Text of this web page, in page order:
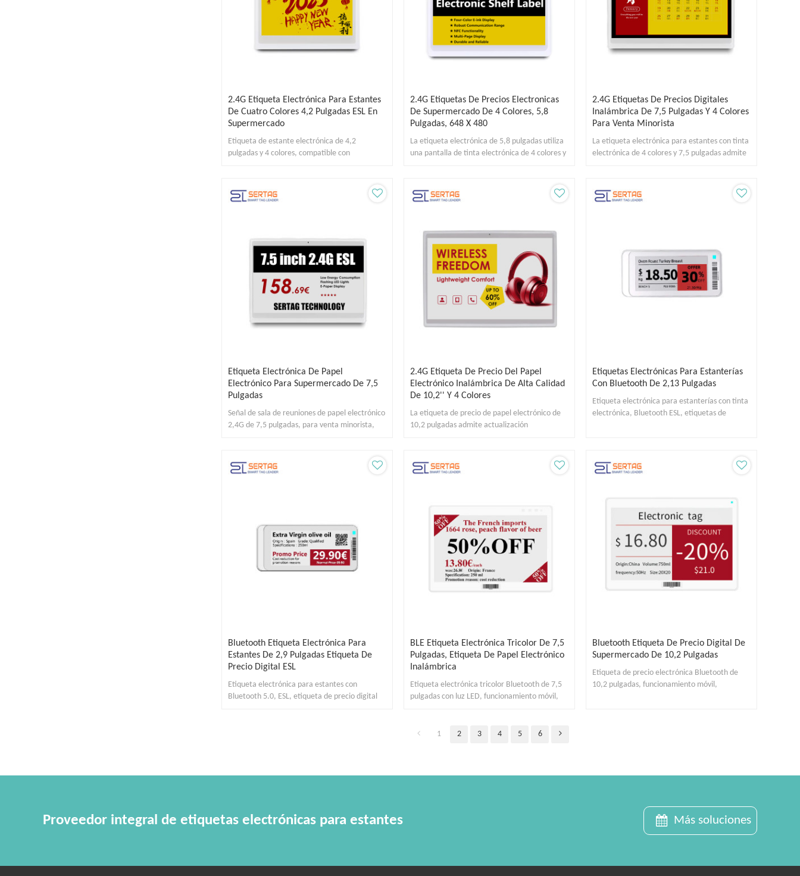
2.4G Etiqueta Electrónica Para Estantes
De Cuatro Colores 4,2 Pulgadas ESL En
Supermercado
Etiqueta de estante electrónica de 4,2
pulgadas y 4 colores, compatible con
2.4G Etiquetas De Precios Electronicas
De Supermercado De 4 Colores, 5,8
Pulgadas, 648 X 480
La etiqueta electrónica de 5,8 pulgadas utiliza
una pantalla de tinta electrónica de 4 colores y
2.4G Etiquetas De Precios Digitales
Inalámbrica De 7,5 Pulgadas Y 4 Colores
Para Venta Minorista
La etiqueta electrónica para estantes con tinta
electrónica de 4 colores y 7,5 pulgadas admite
Etiqueta Electrónica De Papel
Electrónico Para Supermercado De 7,5
Pulgadas
Señal de sala de reuniones de papel electrónico
2,4G de 7,5 pulgadas, para venta minorista,
2.4G Etiqueta De Precio Del Papel
Electrónico Inalámbrica De Alta Calidad
De 10,2'' Y 4 Colores
La etiqueta de precio de papel electrónico de
10,2 pulgadas admite actualización
Etiquetas Electrónicas Para Estanterías
Con Bluetooth De 2,13 Pulgadas
Etiqueta electrónica para estanterías con tinta
electrónica, Bluetooth ESL, etiquetas de
Bluetooth Etiqueta Electrónica Para
Estantes De 2,9 Pulgadas Etiqueta De
Precio Digital ESL
Etiqueta electrónica para estantes con
Bluetooth 5.0, ESL, etiqueta de precio digital
BLE Etiqueta Electrónica Tricolor De 7,5
Pulgadas, Etiqueta De Papel Electrónico
Inalámbrica
Etiqueta electrónica tricolor Bluetooth de 7,5
pulgadas con luz LED, funcionamiento móvil,
Bluetooth Etiqueta De Precio Digital De
Supermercado De 10,2 Pulgadas
Etiqueta de precio electrónica Bluetooth de
10,2 pulgadas, funcionamiento móvil,
1 2 3 4 5 6
Proveedor integral de etiquetas electrónicas para estantes Más soluciones